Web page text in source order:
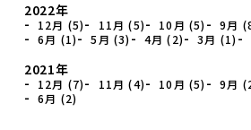
2022年
12月 (5) 11月 (5) 10月 (5) 9月
6月 (1)
5月 (3) 4月 (2) 3月 (1)
2021年
12月 (7) 11月 (4) 10月 (5) 9月
6月 (2)